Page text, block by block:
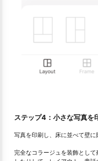
ステップ4：小さな写真を
写真を印刷し、床に並べて壁に
完全なコラージュを装飾とし